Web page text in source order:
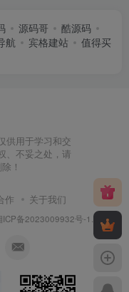
源码哥
酷源码
航 宾格建站
值得买
供用于学习和交
、不妥之处，请
！
作 关于我们
ICP备2023009932号-1